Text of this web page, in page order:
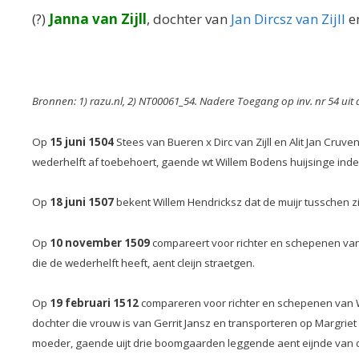
(?) Janna van Zijll, dochter van Jan Dircsz van Zijll
Bronnen: 1) razu.nl, 2) NT00061_54. Nadere Toegang op inv. nr 54
Op 15 juni 1504 Stees van Bueren x Dirc van Zijll en Alit Jan
wederhelft af toebehoert, gaende wt Willem Bodens huijsinge
Op 18 juni 1507bekent Willem Hendricksz dat de muijr tusschen
Op 10 november 1509compareert voor richter en schepenen
die de wederhelft heeft, aent cleijn straetgen.
Op 19 februari 1512compareren voor richter en schepenen van
dochter die vrouw is van Gerrit Jansz en transporteren op
moeder, gaende uijt drie boomgaarden leggende aent eijnde van